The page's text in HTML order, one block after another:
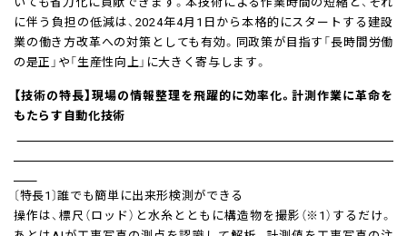
に伴う負担の低減は、2024年4月1日から本格的にスタートする建設
業の働き方改革への対策としても有効。同政策が目指す「長時間労働
の是正」や「生産性向上」に大きく寄与します。
【技術の特長】現場の情報整理を飛躍的に効率化。計測作業に革命を
もたらす自動化技術
〔特長1〕誰でも簡単に出来形検測ができる
操作は、標尺（ロッド）と水糸とともに構造物を撮影（※1）するだけ。